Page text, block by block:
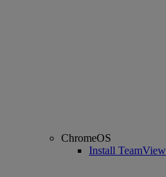
ChromeOS
Install